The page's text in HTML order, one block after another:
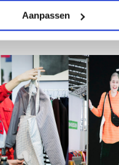
Aanpassen
de collecties van de
We sluiten onze...